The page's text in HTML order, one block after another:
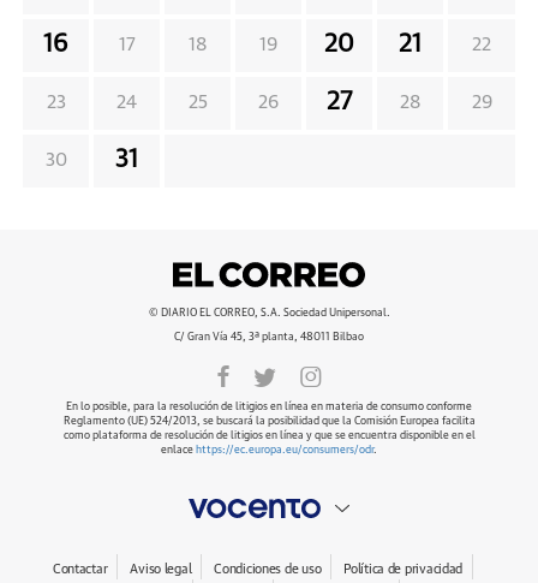
16 17 18 19 20 21 22
23 24 25 26 27 28 29
30 31
© DIARIO EL CORREO, S.A. Sociedad Unipersonal.
C/ Gran Vía 45, 3ª planta, 48011 Bilbao
En lo posible, para la resolución de litigios en línea en materia de consumo conforme
Reglamento (UE) 524/2013, se buscará la posibilidad que la Comisión Europea facilita
como plataforma de resolución de litigios en línea y que se encuentra disponible en el
enlace https://ec.europa.eu/consumers/odr.
Contactar Aviso legal Condiciones de uso Política de privacidad